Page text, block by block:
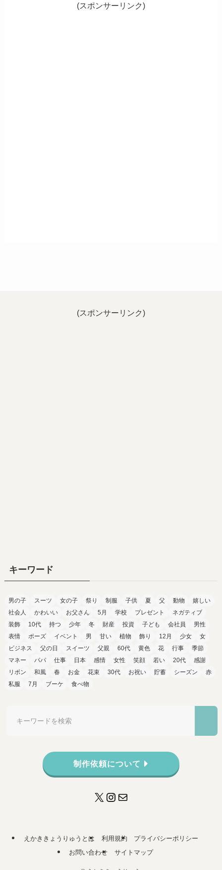
(スポンサーリンク)
(スポンサーリンク)
キーワード
男の子 スーツ 女の子 祭り 制服 子供 夏 父 動物
嬉しい
社会人
かわいい お父さん 5月 学校 プレゼント
ネガティブ
装飾
10代 持つ 少年 冬 財産 投資 子ども 会社員
男性
表情
ポーズ イベント 男 甘い 植物 飾り 12月 少女
女
ビジネス
父の日 スイーツ 父親 60代 黄色 花 行事
季節
マネー
パパ 仕事 日本 感情 女性 笑顔 若い 20代
感謝
リボン
和風 春 お金 花束 30代 お祝い 貯蓄 シーズン
赤
私服
7月 ブーケ 食べ物
制作依頼について
X Instagram
メール
えかききょうりゅうとは 利用規約
プライバシーポリシー
お問い合わせ
サイトマップ